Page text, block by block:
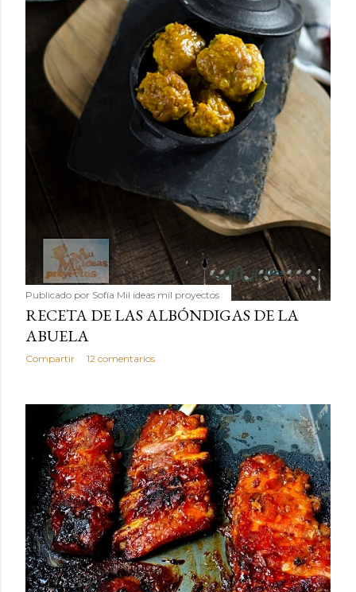
Publicado por Sofía Mil ideas mil proyectos
RECETA DE LAS ALBÓNDIGAS DE LA
ABUELA
Compartir 12 comentarios